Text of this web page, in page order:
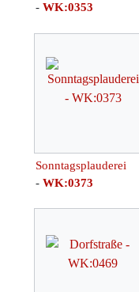
- WK:0353
Sonntagsplauderei
- WK:0373